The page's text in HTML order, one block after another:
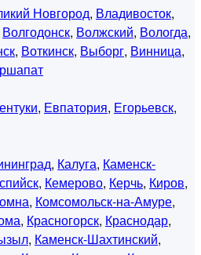
Новгород, Владивосток,
Волгодонск, Волжский, Вологда,
, Воткинск, Выборг, Винница,
, Евпатория, Егорьевск,
, Калуга, Каменск-
, Кемерово, Керчь, Киров,
, Комсомольск-на-Амуре,
, Красногорск, Краснодар,
, Каменск-Шахтинский,